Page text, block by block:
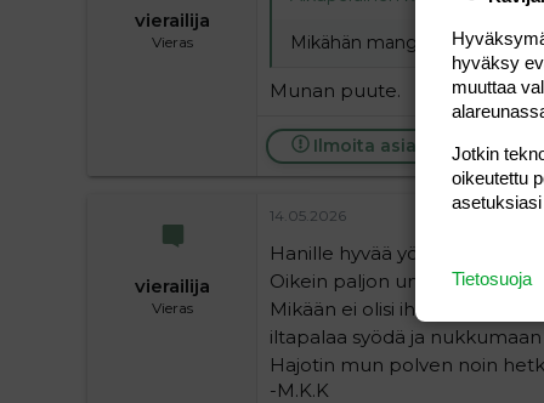
vierailija
Vieras Mikähän mangustia suretti
Munan puute.
Ilmoita asiaton viesti
vierailija
Vieras
14.05.2026
Hanille hyvää yötä ja kauniita
Oikein paljon unihaleja ja
Mikään ei olisi ihanempaa
iltapalaa syödä ja nukkumaan
Hajotin mun polven noin
-M.K.K
hyväksy
muuttaa
Jotkin
oikeutettu
Tietosuoja